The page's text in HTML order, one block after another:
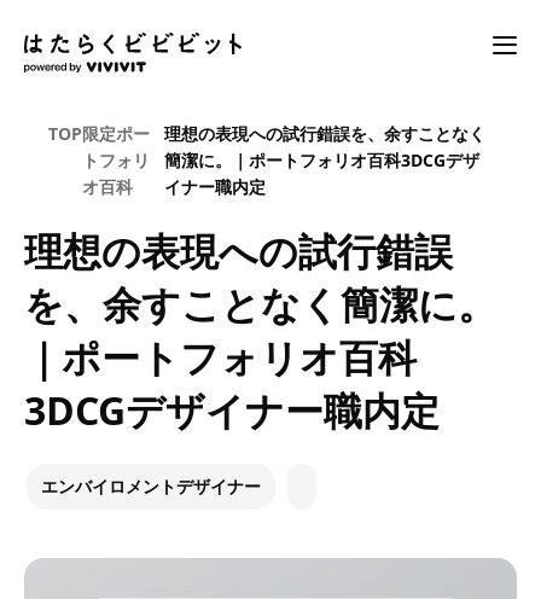
TOP限定ポー
トフォリ
オ百科
理想の表現への試行錯誤を、余すことなく
簡潔に。｜ポートフォリオ百科3DCGデザ
イナー職内定
理想の表現への試行錯誤
を、余すことなく簡潔に。
｜ポートフォリオ百科
3DCGデザイナー職内定
エンバイロメントデザイナー